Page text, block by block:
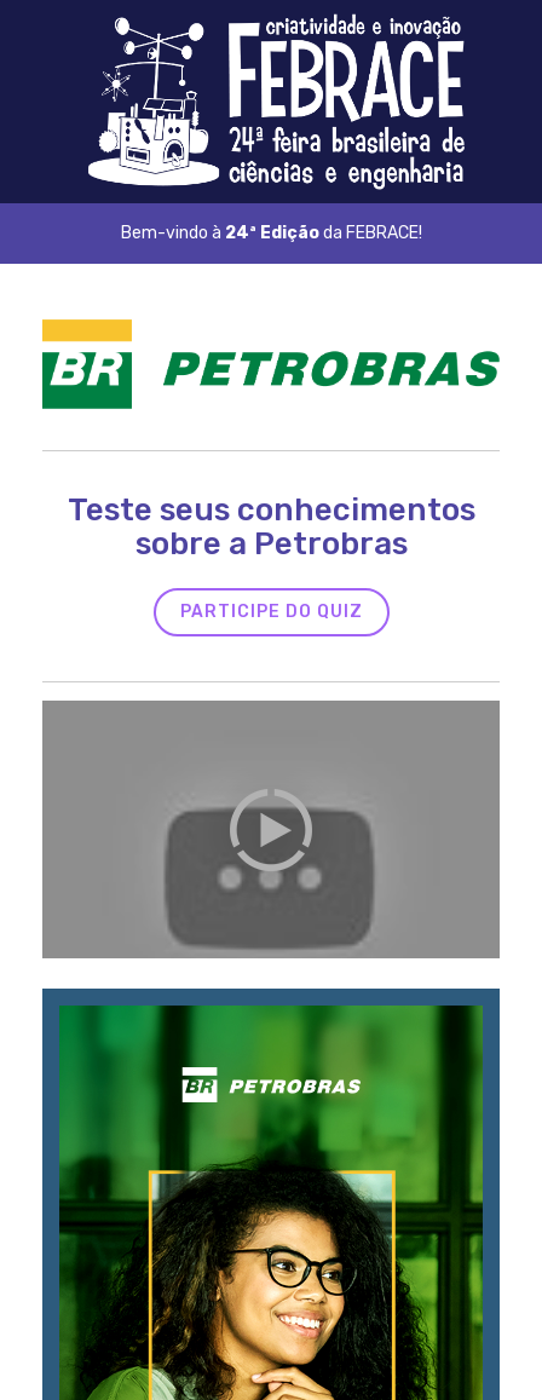
Bem-vindo à 24ª Ediçãoda FEBRACE!
Teste seus conhecimentos
sobre a Petrobras
PARTICIPE DO QUIZ